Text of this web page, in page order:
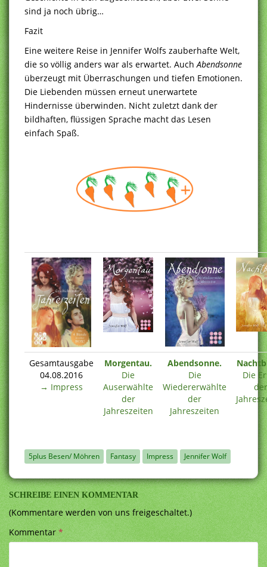
sind ja noch übrig…
Fazit
Eine weitere Reise in Jennifer Wolfs zauberhafte Welt,
die so völlig anders war als erwartet. AuchAbendsonne
überzeugt mit Überraschungen und tiefen Emotionen.
Die Liebenden müssen erneut unerwartete
Hindernisse überwinden. Nicht zuletzt dank der
bildhaften, flüssigen Sprache macht das Lesen
einfach Spaß.
Gesamtausgabe
04.08.2016
→ Impress
Morgentau.
Die
Auserwählte
der
Jahreszeiten
Abendsonne.
Die
Wiedererwählte
der
Jahreszeiten
Die
der
5plus Besen/ Möhren Fantasy Impress Jennifer Wolf
SCHREIBE EINEN KOMMENTAR
(Kommentare werden von uns freigeschaltet.)
Kommentar*